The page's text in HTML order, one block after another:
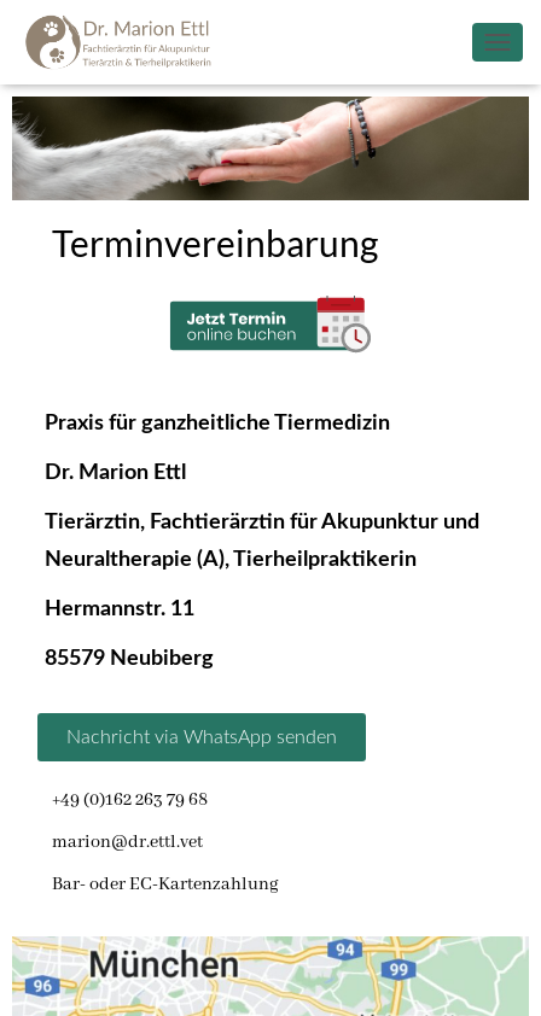
N
A
T
Terminvereinbarung
Praxis für ganzheitliche Tiermedizin
Dr. Marion Ettl
Tierärztin, Fachtierärztin für Akupunktur und
Neuraltherapie (A), Tierheilpraktikerin
Hermannstr. 11
85579 Neubiberg
Nachricht via WhatsApp senden
+49 (0)162 263 79 68
marion@dr.ettl.vet
Bar- oder EC-Kartenzahlung